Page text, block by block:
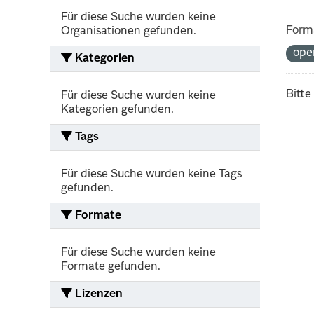
Für diese Suche wurden keine
Organisationen gefunden.
Kategorien
Für diese Suche wurden keine
Kategorien gefunden.
Tags
Für diese Suche wurden keine Tags
gefunden.
Formate
Für diese Suche wurden keine
Formate gefunden.
Lizenzen
Bitte